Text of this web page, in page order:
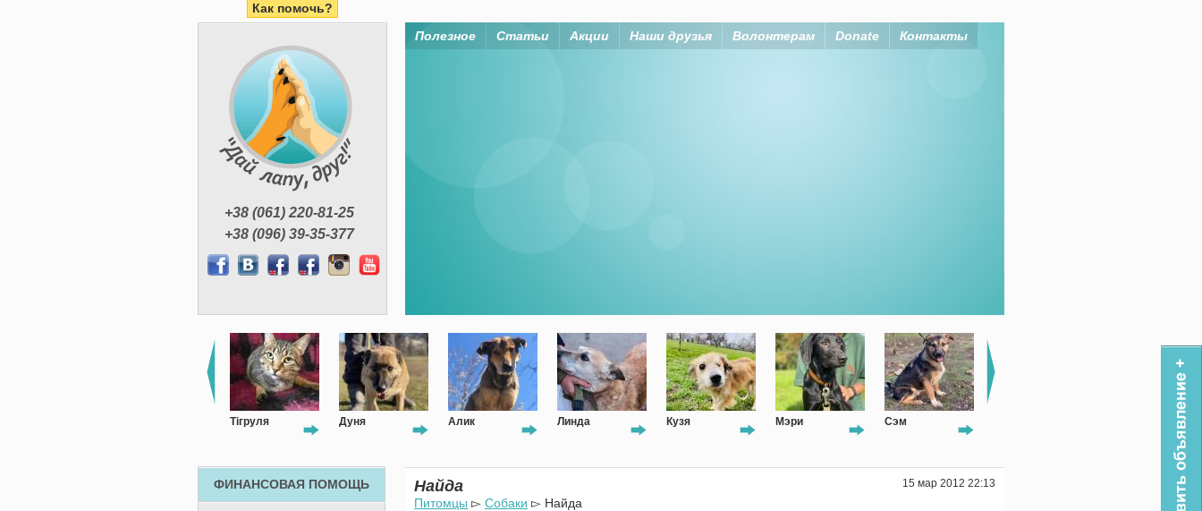
Как помочь?
+38 (061) 220-81-25
+38 (096) 39-35-377
Полезное Статьи Акции Наши друзья Волонтерам Donate Контакты
Тігруля Дуня Алик Линда Кузя Мэри Сэм Джон Оззи
ФИНАНСОВАЯ ПОМОЩЬ 15 мар 2012 22:13
Найда
Питомцы ▻ Собаки ▻ Найда